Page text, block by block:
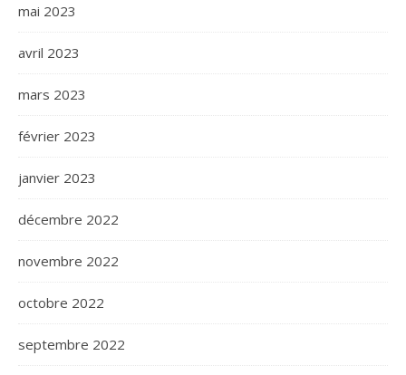
mai 2023
avril 2023
mars 2023
février 2023
janvier 2023
décembre 2022
novembre 2022
octobre 2022
septembre 2022